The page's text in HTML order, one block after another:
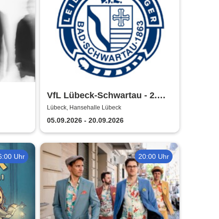
VfL Lübeck-Schwartau - 2.
Handball Bundesliga Saison
2026/2027
Lübeck, Hansehalle Lübeck
05.09.2026 - 20.09.2026
Uhr 20:00 Uhr